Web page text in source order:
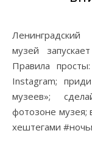
Ленинградский районный историко-краеведческий
музей
Правила
Instagram;
музеев»;
фотозоне музея;
хештегами